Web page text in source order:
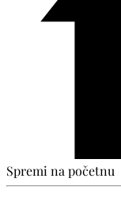
Spremi na početnu